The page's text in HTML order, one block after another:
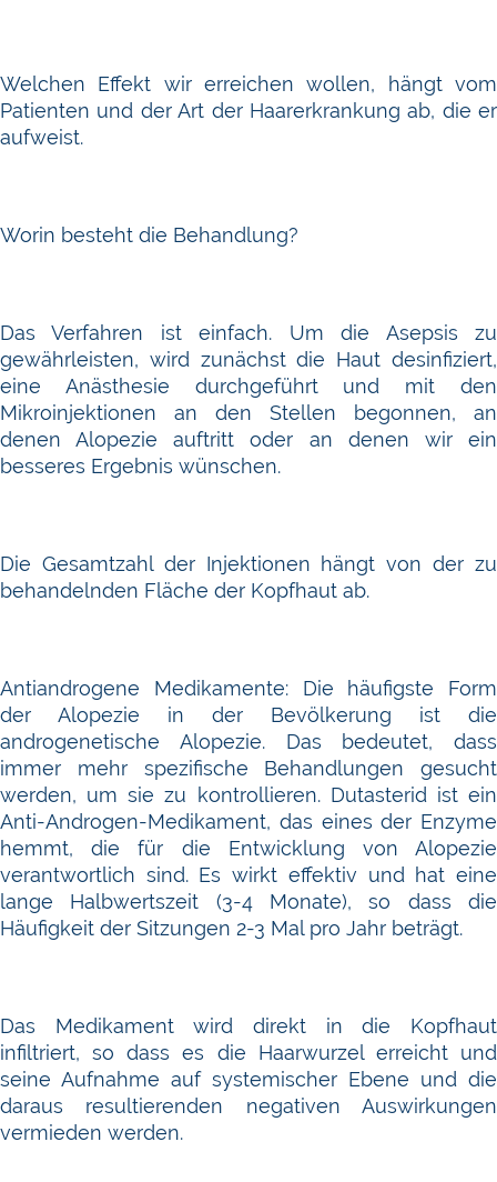
Welchen Effekt wir erreichen wollen, hängt vom
Patienten und der Art der Haarerkrankung ab, die er
aufweist.
Worin besteht die Behandlung?
Das Verfahren ist einfach. Um die Asepsis zu
gewährleisten, wird zunächst die Haut desinfiziert,
eine Anästhesie durchgeführt und mit den
Mikroinjektionen an den Stellen begonnen, an
denen Alopezie auftritt oder an denen wir ein
besseres Ergebnis wünschen.
Die Gesamtzahl der Injektionen hängt von der zu
behandelnden Fläche der Kopfhaut ab.
Antiandrogene Medikamente: Die häufigste Form
der Alopezie in der Bevölkerung ist die
androgenetische Alopezie. Das bedeutet, dass
immer mehr spezifische Behandlungen gesucht
werden, um sie zu kontrollieren. Dutasterid ist ein
Anti-Androgen-Medikament, das eines der Enzyme
hemmt, die für die Entwicklung von Alopezie
verantwortlich sind. Es wirkt effektiv und hat eine
lange Halbwertszeit (3-4 Monate), so dass die
Häufigkeit der Sitzungen 2-3 Mal pro Jahr beträgt.
Das Medikament wird direkt in die Kopfhaut
infiltriert, so dass es die Haarwurzel erreicht und
seine Aufnahme auf systemischer Ebene und die
daraus resultierenden negativen Auswirkungen
vermieden werden.